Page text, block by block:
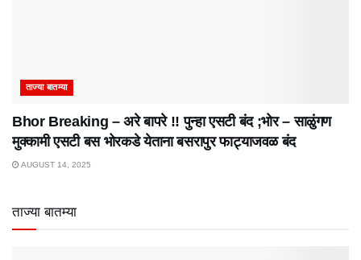
ताज्या बातम्या
Bhor Breaking – अरे बापरे‌ !! पुन्हा एसटी बंद ;भोर – साळुंगण
मुक्कामी एसटी बस भोरकडे येताना बसरापुर फाट्याजवळ बंद
AUGUST 14, 2025
ताज्या बातम्या